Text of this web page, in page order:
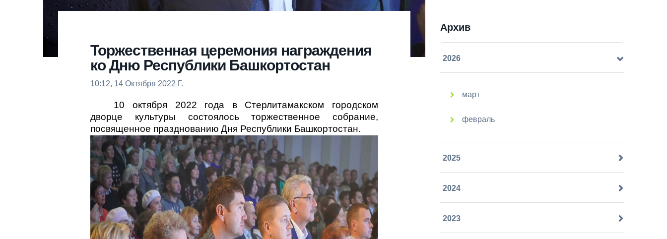
Торжественная церемония награждения
ко Дню Республики Башкортостан
10:12, 14 Октября 2022 Г.
10 октября 2022 года в Стерлитамакском городском
дворце культуры состоялось торжественное собрание,
посвященное празднованию Дня Республики Башкортостан.
Архив
2026
март
февраль
2025
2024
2023